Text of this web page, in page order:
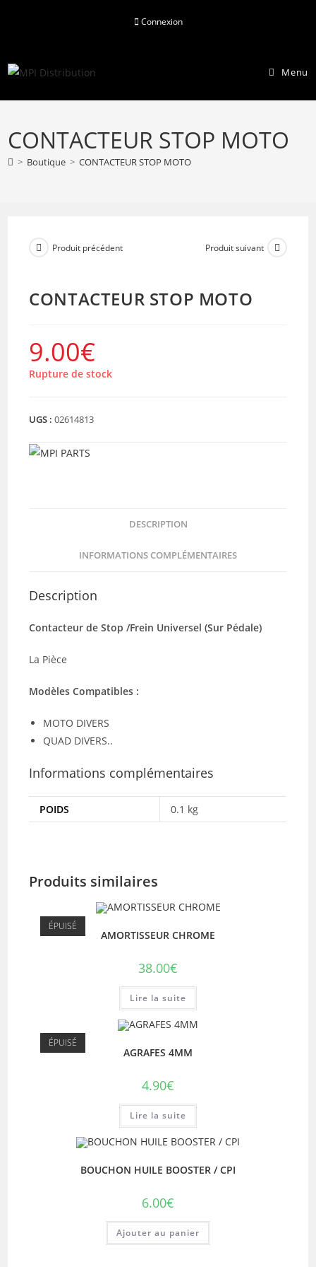
Connexion
Menu
CONTACTEUR STOP MOTO
> Boutique > CONTACTEUR STOP MOTO
Produit précédent Produit suivant
CONTACTEUR STOP MOTO
9.00€
Rupture de stock
UGS :02614813
DESCRIPTION
INFORMATIONS COMPLÉMENTAIRES
Description
Contacteur de Stop /Frein Universel (Sur Pédale)
La Pièce
Modèles Compatibles :
MOTO DIVERS
QUAD DIVERS..
Informations complémentaires
POIDS 0.1 kg
Produits similaires
ÉPUISÉ
AMORTISSEUR CHROME
38.00€
Lire la suite
ÉPUISÉ
AGRAFES 4MM
4.90€
Lire la suite
BOUCHON HUILE BOOSTER / CPI
6.00€
Ajouter au panier